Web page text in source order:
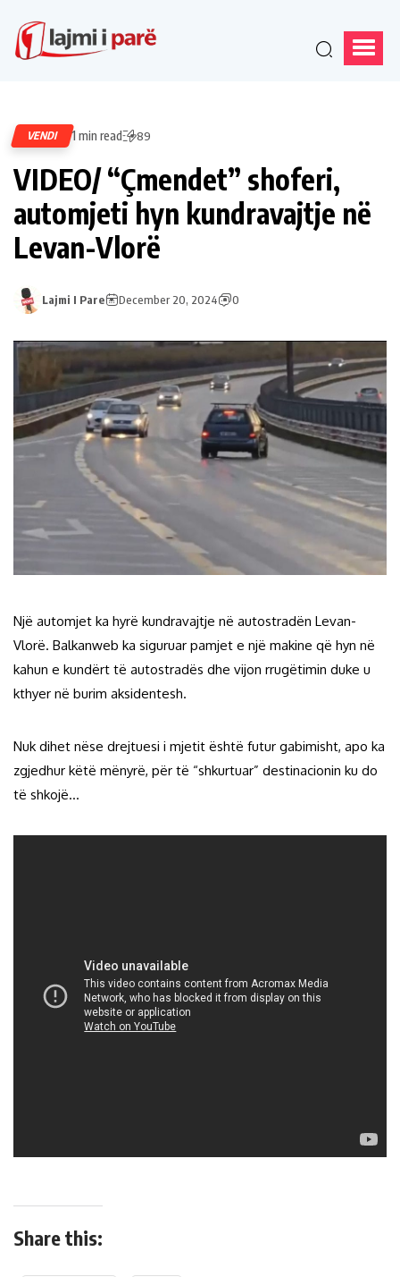
VENDI 1 min read 89
VIDEO/ “Çmendet” shoferi,
automjeti hyn kundravajtje në
Levan-Vlorë
Lajmi I Pare December 20, 2024 0
Një automjet ka hyrë kundravajtje në autostradën Levan-
Vlorë. Balkanweb ka siguruar pamjet e një makine që hyn në
kahun e kundërt të autostradës dhe vijon rrugëtimin duke u
kthyer në burim aksidentesh.
Nuk dihet nëse drejtuesi i mjetit është futur gabimisht, apo ka
zgjedhur këtë mënyrë, për të “shkurtuar” destinacionin ku do
të shkojë…
Share this: